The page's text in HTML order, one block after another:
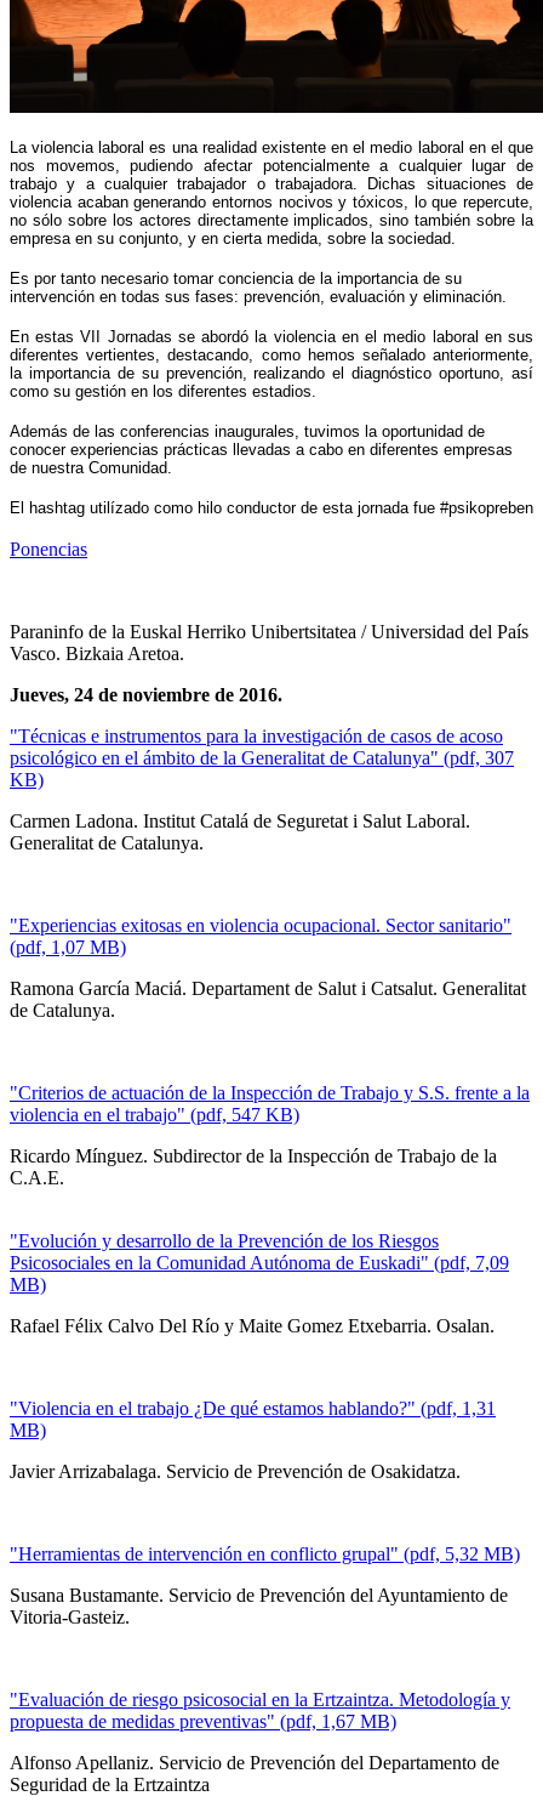
La violencia laboral es una realidad existente en el medio laboral en el que
nos movemos, pudiendo afectar potencialmente a cualquier lugar de
trabajo y a cualquier trabajador o trabajadora. Dichas situaciones de
violencia acaban generando entornos nocivos y tóxicos, lo que repercute,
no sólo sobre los actores directamente implicados, sino también sobre la
empresa en su conjunto, y en cierta medida, sobre la sociedad.
Es por tanto necesario tomar conciencia de la importancia de su
intervención en todas sus fases: prevención, evaluación y eliminación.
En estas VII Jornadas se abordó la violencia en el medio laboral en sus
diferentes vertientes, destacando, como hemos señalado anteriormente,
la importancia de su prevención, realizando el diagnóstico oportuno, así
como su gestión en los diferentes estadios.
Además de las conferencias inaugurales, tuvimos la oportunidad de
conocer experiencias prácticas llevadas a cabo en diferentes empresas
de nuestra Comunidad.
El hashtag utilízado como hilo conductor de esta jornada fue #psikopreben
Ponencias
Paraninfo de la Euskal Herriko Unibertsitatea / Universidad del País
Vasco. Bizkaia Aretoa.
Jueves, 24 de noviembre de 2016.
"Técnicas e instrumentos para la investigación de casos de acoso
psicológico en el ámbito de la Generalitat de Catalunya" (pdf, 307
KB)
Carmen Ladona. Institut Catalá de Seguretat i Salut Laboral.
Generalitat de Catalunya.
"Experiencias exitosas en violencia ocupacional. Sector sanitario"
(pdf, 1,07 MB)
Ramona García Maciá. Departament de Salut i Catsalut. Generalitat
de Catalunya.
"Criterios de actuación de la Inspección de Trabajo y S.S. frente a la
violencia en el trabajo" (pdf, 547 KB)
Ricardo Mínguez. Subdirector de la Inspección de Trabajo de la
C.A.E.
"Evolución y desarrollo de la Prevención de los Riesgos
Psicosociales en la Comunidad Autónoma de Euskadi" (pdf, 7,09
MB)
Rafael Félix Calvo Del Río y Maite Gomez Etxebarria. Osalan.
"Violencia en el trabajo ¿De qué estamos hablando?" (pdf, 1,31
MB)
Javier Arrizabalaga. Servicio de Prevención de Osakidatza.
"Herramientas de intervención en conflicto grupal" (pdf, 5,32 MB)
Susana Bustamante. Servicio de Prevención del Ayuntamiento de
Vitoria-Gasteiz.
"Evaluación de riesgo psicosocial en la Ertzaintza. Metodología y
propuesta de medidas preventivas" (pdf, 1,67 MB)
Alfonso Apellaniz. Servicio de Prevención del Departamento de
Seguridad de la Ertzaintza